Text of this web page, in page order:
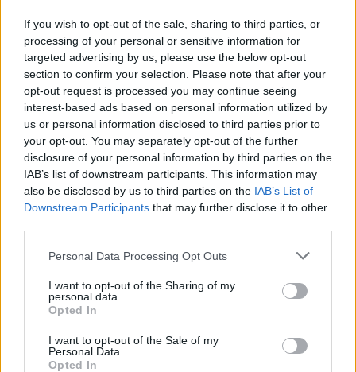
If you wish to opt-out of the sale, sharing to third parties, or
processing of your personal or sensitive information for
targeted advertising by us, please use the below opt-out
section to confirm your selection. Please note that after your
opt-out request is processed you may continue seeing
interest-based ads based on personal information utilized by
us or personal information disclosed to third parties prior to
your opt-out. You may separately opt-out of the further
disclosure of your personal information by third parties on the
IAB’s list of downstream participants. This information may
also be disclosed by us to third parties on the IAB’s List of
Downstream Participants that may further disclose it to other
Please note that this website/app uses one or more Google
not limited to your visit or usage behaviour. You may click to
grant or deny consent to Google and its third-party tags to
use your data for below specified purposes in below Google
consent section.
Personal Data Processing Opt Outs
I want to opt-out of the Sharing of my
personal data.
Opted In
I want to opt-out of the Sale of my
Personal Data.
Opted In
Tárhely: 60 GB szabad hely
Beszélgetnél velünk erről a hírről?
Lennél a GameStar közösség tagja? Gyere a
GameStar Party/Chat Facebook csoportba, dobj fel
témákat, dumálj régi és új GS írókkal, olvasókkal!
Csatlakozom
Operációs rendszer: Windows 10 64-bit
Processzor: AMD Ryzen 5-2600X / Intel Core i7-6700
Memória: 16 GB RAM